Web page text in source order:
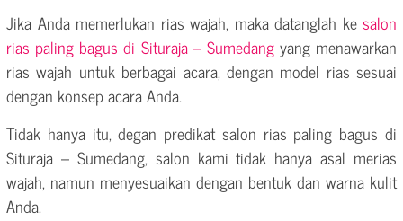
Jika Anda memerlukan rias wajah, maka datanglah ke salon
rias paling bagus di Situraja – Sumedangyang menawarkan
rias wajah untuk berbagai acara, dengan model rias sesuai
dengan konsep acara Anda.
Tidak hanya itu, degan predikat salon rias paling bagus di
Situraja – Sumedang, salon kami tidak hanya asal merias
wajah, namun menyesuaikan dengan bentuk dan warna kulit
Anda.